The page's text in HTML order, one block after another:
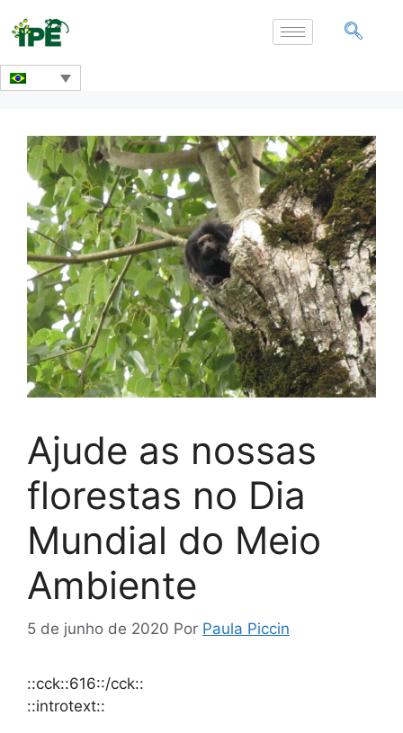
Ajude as nossas
florestas no Dia
Mundial do Meio
Ambiente
5 de junho de 2020 Por Paula Piccin
::cck::616::/cck::
::introtext::